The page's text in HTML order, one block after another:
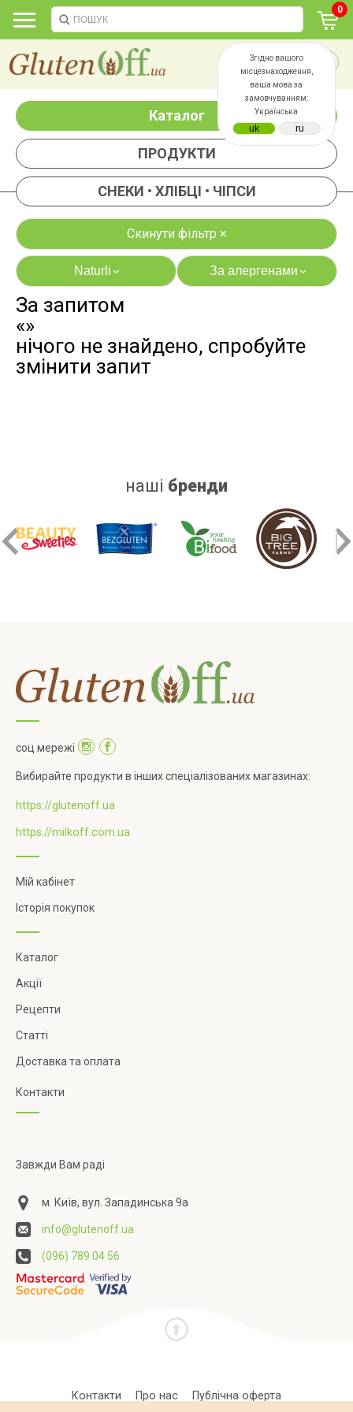
Згідно вашого
місцезнаходження,
ваша мова за
замовчуванням:
Українська
0
Каталог
ПРОДУКТИ
СНЕКИ • ХЛІБЦІ • ЧІПСИ
Скинути фільтр ×
Naturli› За алергенами›
яєць
дріжджів
За запитом
«»
нічого не знайдено, спробуйте
змінити запит
наші бренди
соц мережі
Вибирайте продукти в інших спеціалізованих магазинах:
https://glutenoff.ua
https://milkoff.com.ua
Мій кабінет
Історія покупок
Каталог
Акції
Рецепти
Статті
Доставка та оплата
Контакти
Завжди Вам раді
м. Київ, вул. Западинська 9а
info@glutenoff.ua
(096) 789 04 56
Контакти Про нас Публічна оферта